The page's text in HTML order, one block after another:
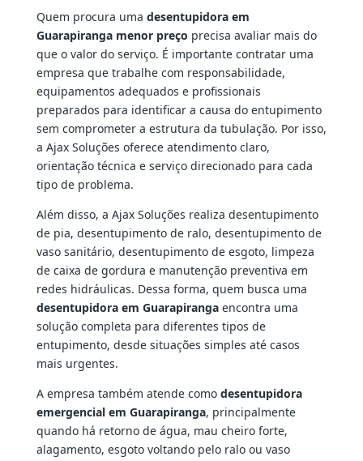
Quem procura uma desentupidora em
Guarapiranga menor preço precisa avaliar mais do
que o valor do serviço. É importante contratar uma
empresa que trabalhe com responsabilidade,
equipamentos adequados e profissionais
preparados para identificar a causa do entupimento
sem comprometer a estrutura da tubulação. Por isso,
a Ajax Soluções oferece atendimento claro,
orientação técnica e serviço direcionado para cada
tipo de problema.
Além disso, a Ajax Soluções realiza desentupimento
de pia, desentupimento de ralo, desentupimento de
vaso sanitário, desentupimento de esgoto, limpeza
de caixa de gordura e manutenção preventiva em
redes hidráulicas. Dessa forma, quem busca uma
desentupidora em Guarapirangaencontra uma
solução completa para diferentes tipos de
entupimento, desde situações simples até casos
mais urgentes.
A empresa também atende como desentupidora
emergencial em Guarapiranga, principalmente
quando há retorno de água, mau cheiro forte,
alagamento, esgoto voltando pelo ralo ou vaso